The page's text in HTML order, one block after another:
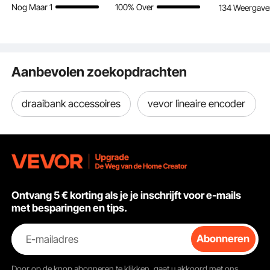
landschapsarchitectuur, doe-het-zelf. Voor het meten van rechte en gebogen
lijnen, voor particulier en commercieel gebruik.
hittebestendige
Nog Maar 1
7x7 strengen,
100% Over
134
Aanbevolen zoekopdrachten
draaibank accessoires vevor lineaire encoder
Ontvang 5 € korting als je je inschrijft voor e-mails
met besparingen en tips.
E-mailadres Abonneren